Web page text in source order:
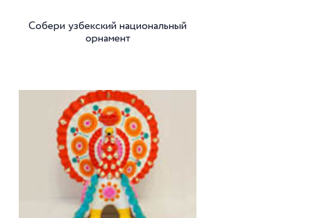
Собери узбекский национальный
орнамент